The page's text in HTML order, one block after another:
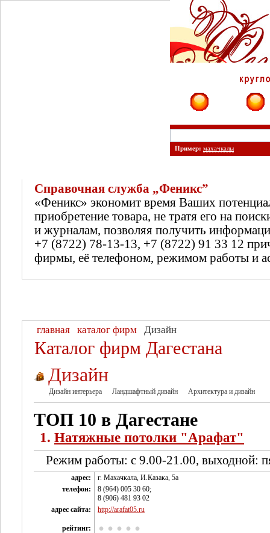
Пример: махачкалы
Справочная служба „Феникс”
«Феникс» экономит время Ваших
приобретение товара, не тратя его на
и журналам, позволяя получить
+7 (8722) 78-13-13, +7 (8722) 91 33 12
фирмы, её телефоном, режимом работы и
главная каталог фирм Дизайн
Каталог фирм Дагестана
Дизайн
Дизайн интерьера Ландшафтный дизайн Архитектура и дизайн
ТОП 10 в Дагестане
1. Натяжные потолки "Арафат"
Режим работы: с 9.00-21.00, выходной:
адрес:
г. Махачкала, И.Казака, 5а
телефон:
8 (964) 005 30 60;
8 (906) 481 93 02
адрес сайта:
http://arafat05.ru
рейтинг: